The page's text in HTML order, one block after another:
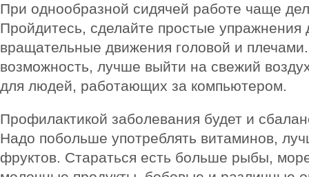
При однообразной сидячей работе чаще
Пройдитесь, сделайте простые
вращательные движения головой и
возможность, лучше выйти на свежий
для людей, работающих за компьютером.
Профилактикой заболевания будет и
Надо побольше употреблять витаминов,
фруктов. Стараться есть больше рыбы,